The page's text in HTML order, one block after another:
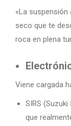
«La suspensión
seco que te
roca en plena
Viene cargada
SIRS
que